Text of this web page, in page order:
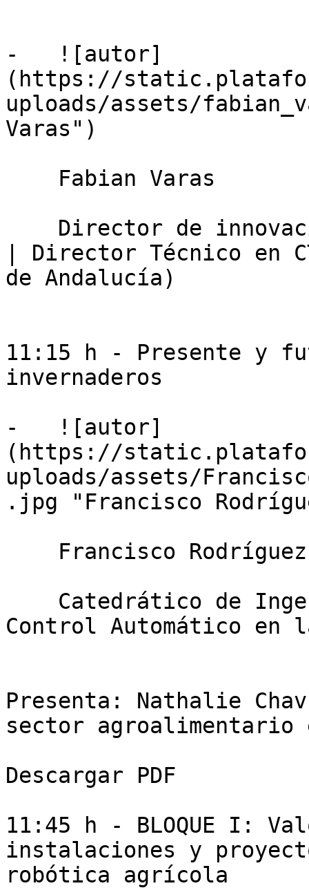
-   ![autor]
(https://
uploads/assets/
Varas")
| Director Técnico en
de Andalucía)
11:15 h - Presente y
invernaderos
-   ![autor]
(https://
uploads/assets/
.jpg "Francisco
Control Automático en
Presenta: Nathalie
sector agroalimentario
Descargar PDF
11:45 h - BLOQUE I:
instalaciones y
robótica agrícola